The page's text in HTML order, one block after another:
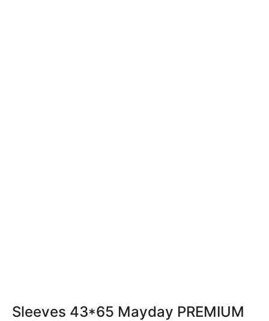
Sleeves 43*65 Mayday PREMIUM